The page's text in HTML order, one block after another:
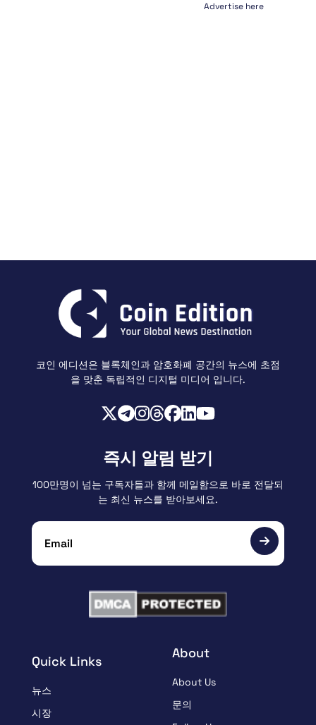
Advertise here
코인 에디션은 블록체인과 암호화폐 공간의 뉴스에 초점
을 맞춘 독립적인 디지털 미디어 입니다.
Quick Links
뉴스
시장
About
About Us
문의
즉시 알림 받기
100만명이 넘는 구독자들과 함께 메일함으로 바로 전달되
는 최신 뉴스를 받아보세요.